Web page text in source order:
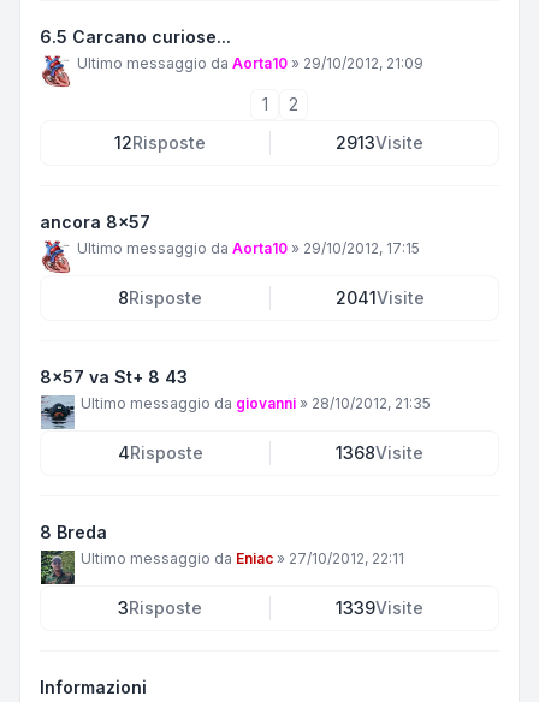
6.5 Carcano curiose...
Ultimo messaggio da Aorta10 » 29/10/2012, 21:09
1
2
12Risposte 2913Visite
ancora 8x57
Ultimo messaggio da Aorta10 » 29/10/2012, 17:15
8Risposte 2041Visite
8x57 va St+ 8 43
Ultimo messaggio da giovanni » 28/10/2012, 21:35
4Risposte 1368Visite
8 Breda
Ultimo messaggio da Eniac » 27/10/2012, 22:11
3Risposte 1339Visite
Informazioni